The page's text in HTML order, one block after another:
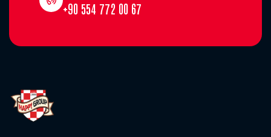
+90 554 772 00 67